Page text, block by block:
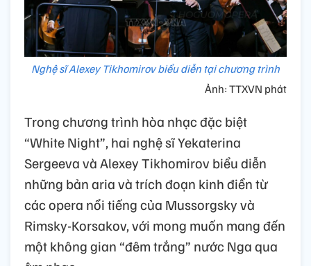
Nghệ sĩ Alexey Tikhomirov biểu diễn tại chương trình
Ảnh: TTXVN phát
Trong chương trình hòa nhạc đặc biệt
“White Night”, hai nghệ sĩ Yekaterina
Sergeeva và Alexey Tikhomirov biểu diễn
những bản aria và trích đoạn kinh điển từ
các opera nổi tiếng của Mussorgsky và
Rimsky-Korsakov, với mong muốn mang đến
một không gian “đêm trắng” nước Nga qua